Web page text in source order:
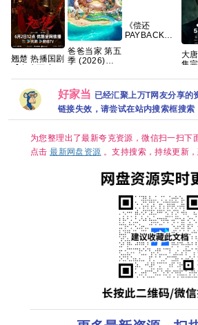
翘楚 热播国剧
【夸克百度网
盘+】
爸爸当家 第五
季 (2026)
期】[真人秀
亲子]【综艺】
夸克网盘
《偿还
PAYBACK》
大
集
好家当 已经汇聚上万T网友分享的
链接失效，请尝试在站内搜索框搜索
为您整理出了最新夸克资源，微信扫一扫下
点击最新网盘资源 。支持搜索，持续更新